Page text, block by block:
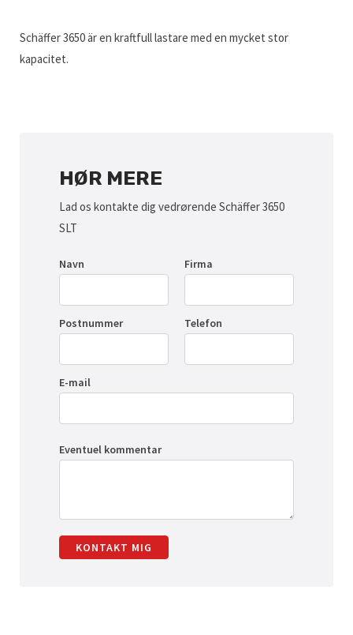
Schäffer 3650 är en kraftfull lastare med en mycket stor
kapacitet.
HØR MERE
Lad os kontakte dig vedrørende Schäffer 3650
SLT
Navn Firma
Postnummer Telefon
E-mail
Eventuel kommentar
KONTAKT MIG